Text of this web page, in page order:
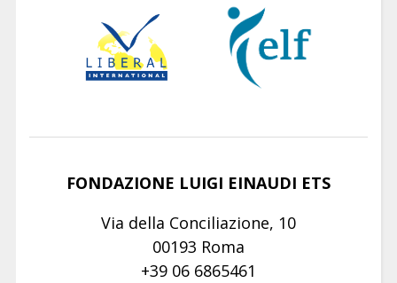
FONDAZIONE LUIGI EINAUDI ETS
Via della Conciliazione, 10
00193 Roma
+39 06 6865461